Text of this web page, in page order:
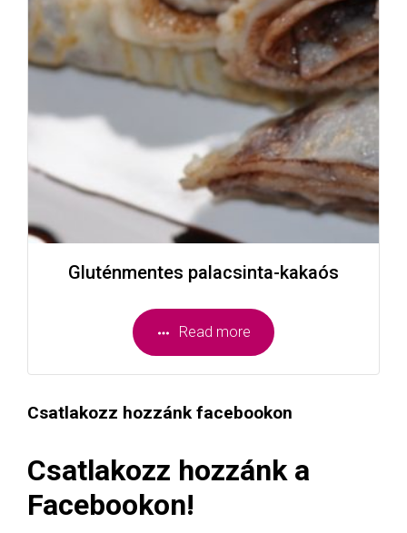
Gluténmentes palacsinta-kakaós
Read more
Csatlakozz hozzánk facebookon
Csatlakozz hozzánk a
Facebookon!